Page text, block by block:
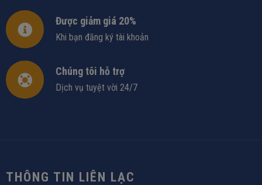
Được giảm giá 20%
Khi bạn đăng ký tài khoản
Chúng tôi hỗ trợ
Dịch vụ tuyệt vời 24/7
THÔNG TIN LIÊN LẠC